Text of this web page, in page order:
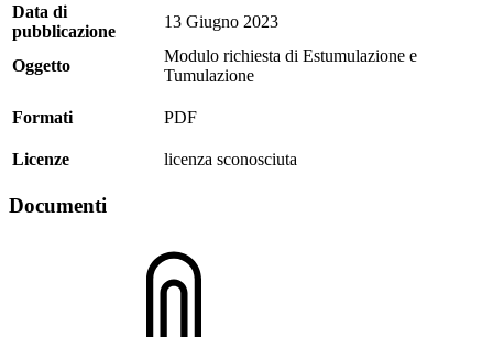
Data di
pubblicazione
13 Giugno 2023
Oggetto
Modulo richiesta di Estumulazione e
Tumulazione
Formati PDF
Licenze licenza sconosciuta
Documenti